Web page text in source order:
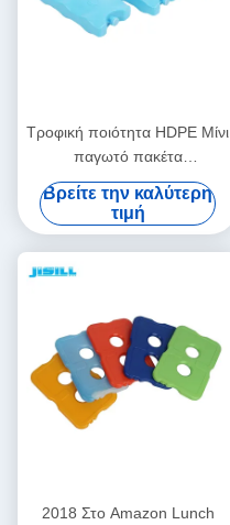
Τροφική ποιότητα HDPE Μίνι
παγωτό πακέτα
Προσαρμόσιμο σχήμα/
χρώμα/μέγεθος/εκτύπωση/
συσκευασία 15-20 ημέρες
παράδοση
Βρείτε την καλύτερη
τιμή
2018 Στο Amazon Lunch